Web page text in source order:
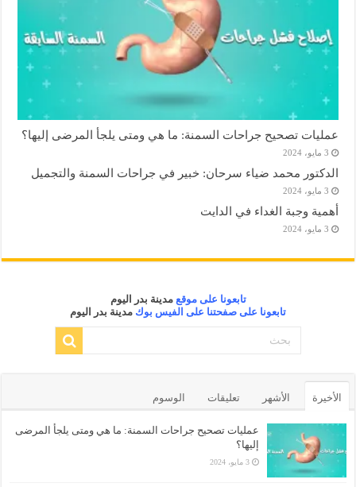
عمليات تصحيح جراحات السمنة: ما هي ومتى يلجأ المرضى إليها؟
3 مايو، 2024
الدكتور محمد ضياء سرحان: خبير في جراحات السمنة والتجميل
3 مايو، 2024
أهمية وجبة الغداء في الدايت
3 مايو، 2024
تابعونا على موقع مدينة بدر اليوم
تابعونا على صفحتنا على الفيس بوك مدينة بدر اليوم
الأخيرة الأشهر تعليقات الوسوم
عمليات تصحيح جراحات السمنة: ما هي ومتى يلجأ المرضى
إليها؟
3 مايو، 2024